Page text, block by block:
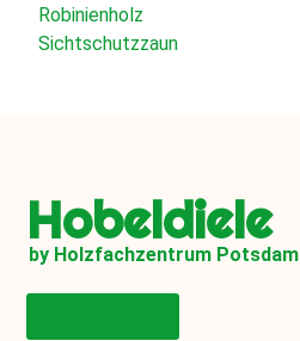
Robinienholz
Sichtschutzzaun
Hobeldiele
by Holzfachzentrum Potsdam